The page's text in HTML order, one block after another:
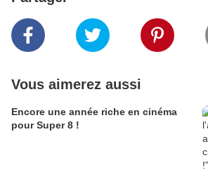
Vous aimerez aussi
Encore une année riche en cinéma
pour Super 8 !